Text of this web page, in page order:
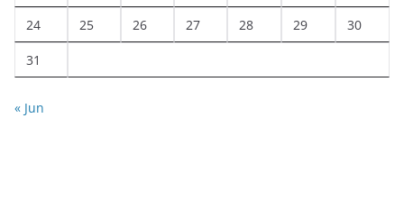
24 25 26 27 28 29 30
31
« Jun